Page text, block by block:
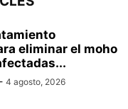
eliminar el moho
- 4 agosto, 2026